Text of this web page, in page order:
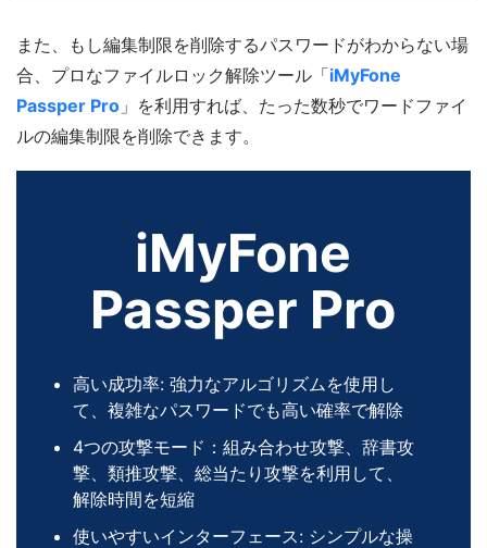
また、もし編集制限を削除するパスワードがわからない場
合、プロなファイルロック解除ツール「iMyFone
Passper Pro 」を利用すれば、たった数秒でワードファイ
ルの編集制限を削除できます。
iMyFone
Passper Pro
高い成功率: 強力なアルゴリズムを使用し
て、複雑なパスワードでも高い確率で解除
4つの攻撃モード：組み合わせ攻撃、辞書攻
撃、類推攻撃、総当たり攻撃を利用して、
解除時間を短縮
使いやすいインターフェース: シンプルな操